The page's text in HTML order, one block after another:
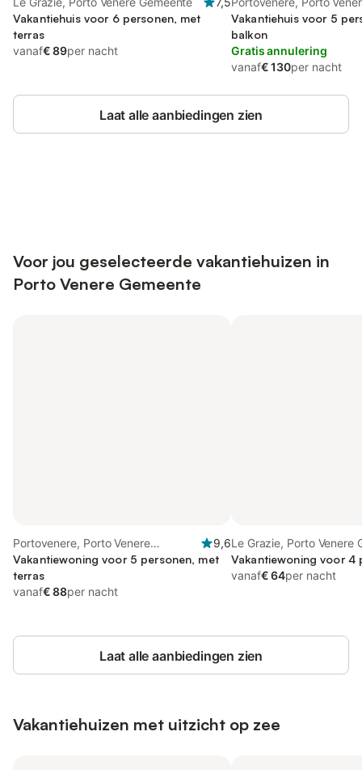
Vakantiehuis voor 6 personen, met
terras
vanaf€ 89per nacht
Vakantiehuis voor 5
balkon
Gratis annulering
vanaf€ 130per nacht
Laat alle aanbiedingen zien
Voor jou geselecteerde vakantiehuizen in
Porto Venere Gemeente
Portovenere, Porto Venere
Gemeente
9,6
Vakantiewoning voor 5 personen, met
terras
vanaf€ 88per nacht
Le Grazie, Porto Venere
Vakantiewoning voor 4
vanaf€ 64per nacht
Laat alle aanbiedingen zien
Vakantiehuizen met uitzicht op zee